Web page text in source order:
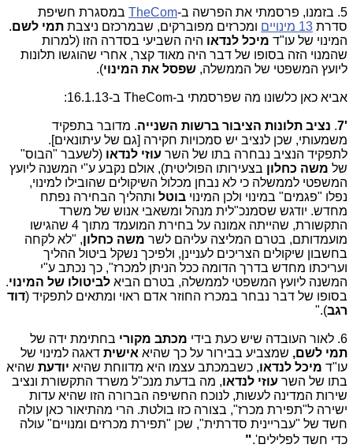
5. בזמנו, פרסמתי את הפרשה ב- TheCom במסגרת חשיפת
סדרת 13 מינויים ומכרזים מפוברקים, שבמרכזם ניצבת תמי לשם.
המינוי של עו"ד מיכל לנדאו היה השביעי בסדרה הזו (למרות
שהמנוי הזה בסופו של דבר היה מאוד קצר, אחרי שהוגשו תלונות
ליועץ המשפטי של הממשלה, שפסל את המינוי).
אביא כאן כלשונו מה שפרסמתי ב-TheCom ב-16.1.13:
'7
. נציב תלונות הציבור ברשות השנייה. מדובר בתפקיד
משמעותי, שכן לנציב יש סמכויות חקירה [גם של עיתונאים].
לתפקיד הנציב נבחרה בתו של השר עוזי לנדאו (לשעבר "הבוס"
של משה כחלון בצעירותו הפוליטית), אולם נקבע ע"י המשנה ליועץ
המשפטי לממשלה כי לא נבחן מכלול השיקולים שהובילו למינוי,
נפלו "פגמים" במינוי ולכן המינוי בוטל ותהליך הבחירה נפתח
מחדש. יודגש שסמנכ"לית מנהל ומשאבי אנוש של משרד
התקשורת, שהייתה אמונה על בחירת המועמד מתוך 4 שהגישו
מועמדותם, בטרם המליצה עליהם לשר משה כחלון, "לא לקחה
בחשבון שיקולים הצריכים לעניינן, ולפיכך נשקל ביטול ההליך
ועריכתו מחדש בדרך הדומה ככל הניתן למכרז", כך נכתב ע"י
המשנה ליועץ המשפטי לממשלה, בטרם הביא לביטולו של המינוי.
בסופו של דבר נבחר במכרז החוזר אדם ראוי ומתאים לתפקיד (דוד
רגב)."
6. לאור העובדה שיש כעת בידי מכתב מקורי בחתימת ידה של
תמי לשם, שמצביע בבירור על כך שהיא אישית דאגה למינוי של
עו"ד מיכל לנדאו, כשבמכתב עצמו היא מדווחת שהיא יודעת שהיא
בתו של השר עוזי לנדאו, מה בדעת מנכ"ל משרד התקשורת ונציב
שירות המדינה לעשות, לנוכח החשיפה הברורה הזו שהיא עדות
ישירה ל"תפירת מכרז", בצורה כזו בולטת. הרי מהתיאור כאן עולה
חשד של "עבריינית סדרתית", שכן "תפירת מכרזים ומנויים" עולה
כדי חשד לפלילים'."